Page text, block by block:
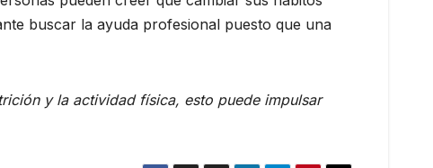
buscar la ayuda profesional puesto que una
y la actividad física, esto puede impulsar